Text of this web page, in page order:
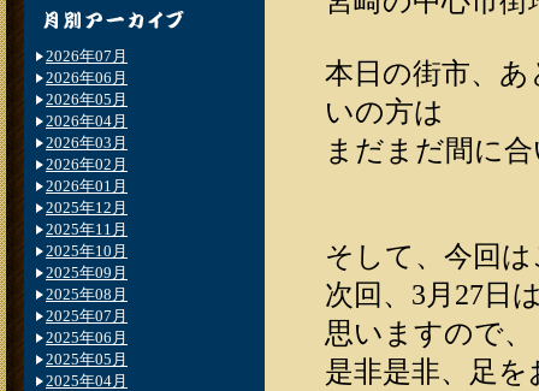
本日の街市、
いの方は
まだまだ間に
そして、今回
次回、3月27日
思いますので、
是非是非、足
2026年07月
2026年06月
2026年05月
2026年04月
2026年03月
2026年02月
2026年01月
2025年12月
2025年11月
2025年10月
2025年09月
2025年08月
2025年07月
2025年06月
2025年05月
2025年04月